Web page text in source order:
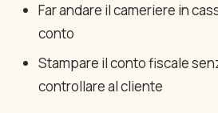
Far andare il cameriere in
conto
Stampare il conto fiscale
controllare al cliente